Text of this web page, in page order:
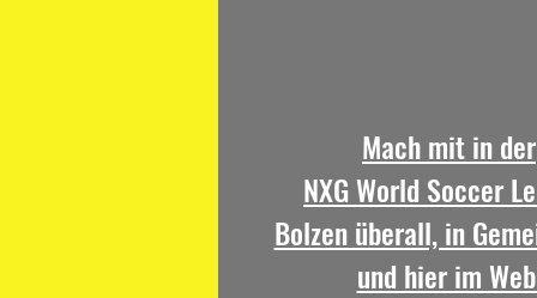
Mach mit in der
NXG World Soccer
Bolzen überall, in
und hier im